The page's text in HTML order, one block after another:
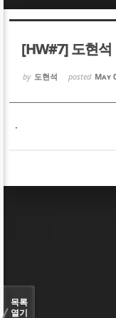
[HW#7] 도현석
by 도현석 posted May
.
목록
열기